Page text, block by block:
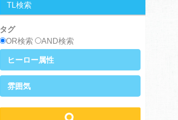
TL検索
タグ
OR検索
AND検索
ヒーロー属性
王族・貴族
雰囲気